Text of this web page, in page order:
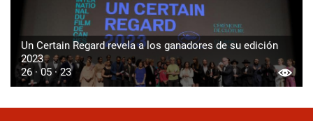
Un Certain Regard revela a los ganadores de su edición
2023
26 · 05 · 23